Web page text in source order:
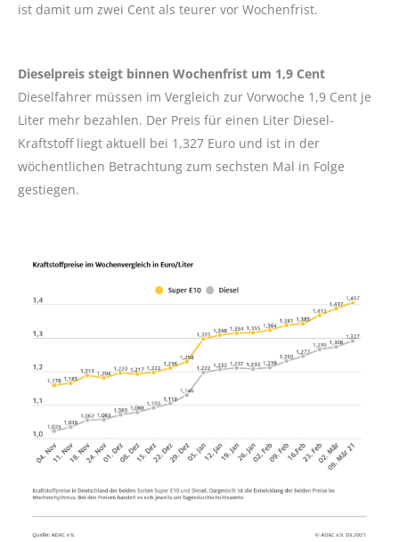
ist damit um zwei Cent als teurer vor Wochenfrist.
Dieselpreis steigt binnen Wochenfrist um 1,9 Cent
Dieselfahrer müssen im Vergleich zur Vorwoche 1,9 Cent je
Liter mehr bezahlen. Der Preis für einen Liter Diesel-
Kraftstoff liegt aktuell bei 1,327 Euro und ist in der
wöchentlichen Betrachtung zum sechsten Mal in Folge
gestiegen.